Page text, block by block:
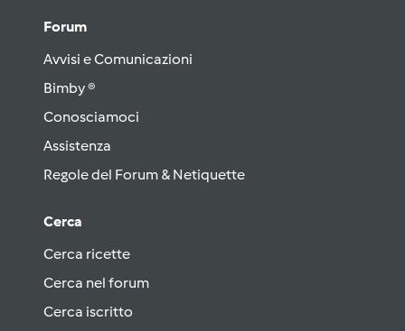
Forum
Avvisi e Comunicazioni
Bimby ®
Conosciamoci
Assistenza
Regole del Forum & Netiquette
Cerca
Cerca ricette
Cerca nel forum
Cerca iscritto